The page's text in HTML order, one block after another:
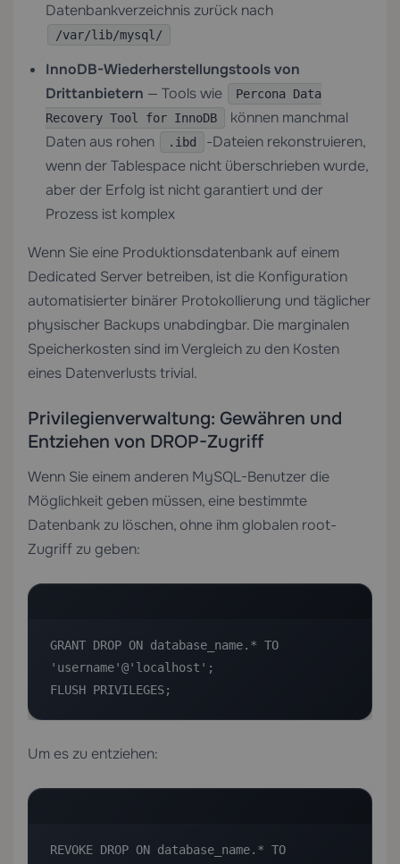
Datenbankverzeichnis zurück nach
/var/lib/mysql/
InnoDB-Wiederherstellungstools von
Drittanbietern — Tools wie
Percona Data
Recovery Tool for InnoDB
können manchmal
Daten aus rohen
.ibd
-Dateien rekonstruieren,
wenn der Tablespace nicht überschrieben wurde,
aber der Erfolg ist nicht garantiert und der
Prozess ist komplex
Wenn Sie eine Produktionsdatenbank auf einem
Dedicated Server betreiben, ist die Konfiguration
automatisierter binärer Protokollierung und täglicher
physischer Backups unabdingbar. Die marginalen
Speicherkosten sind im Vergleich zu den Kosten
eines Datenverlusts trivial.
Privilegienverwaltung: Gewähren und
Entziehen von DROP-Zugriff
Wenn Sie einem anderen MySQL-Benutzer die
Möglichkeit geben müssen, eine bestimmte
Datenbank zu löschen, ohne ihm globalen root-
Zugriff zu geben:
GRANT DROP ON database_name.* TO
'username'@'localhost';
FLUSH PRIVILEGES;
Um es zu entziehen:
REVOKE DROP ON database_name.* TO